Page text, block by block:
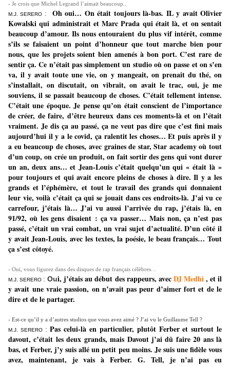
- Je crois que Michel Legrand l’aimait beaucoup..
M.J. SERERO : Oh oui… On était toujours là-bas. IL y avait Olivier
Kowalski qui administrait et Marc Prada qui était là, et on sentait
beaucoup d’amour. Ils nous entouraient du plus vif intérêt, comme
s’ils se faisaient un point d’honneur que tout marche bien pour
nous, que les projets soient bien amenés à bon port. C’est rare de
sentir ça. Ce n’était pas simplement un studio où on passe et on s’en
va, il y avait toute une vie, on y mangeait, on prenait du thé, on
s’installait, on discutait, on vibrait, on avait le trac, oui, je me
souviens, il se passait beaucoup de choses. C’était tellement intense.
C’était une époque. Je pense qu’on était conscient de l’importance
de créer, de faire, d’être heureux dans ces moments-là et on l’était
vraiment. Je dis ça au passé, ça ne veut pas dire que c’est fini mais
aujourd’hui il y a le covid, ça ralentit les choses… Et puis après il y
a eu beaucoup de choses, avec graines de star, Star academy où tout
d’un coup, on crée un produit, on fait sortir des gens qui vont durer
un an, deux ans… et Jean-Louis c’était quelqu’un qui « était là »
pour toujours et qui avait encore pleins de choses à dire. Il y a les
grands et l’éphémère, et tout le travail des grands qui donnaient
leur vie, voilà c’était ça qui se jouait dans ces endroits-là. J’ai vu ce
carrefour, j’étais là… J’ai vu aussi l’arrivée du rap, j’étais là, en
91/92, où les gens disaient : ça va passer… Mais non, ça n’est pas
passé, c’était un vrai combat, un vrai sujet d’actualité. D’un côté il
y avait Jean-Louis, avec les textes, la poésie, le beau français… Tout
ça s’est côtoyé.
- Oui, vous figurez dans des disques de rap français célèbres…
M.J. SERERO :Oui, j’étais au début des rappeurs, avecDJ Medhi, et il
y avait une vraie passion, on n’avait pas peur d’aimer fort et de le
dire et de le partager.
- Est-ce qu’il y a d’autres studios que vous avez aimé ? J’ai vu le Guillaume Tell ?
M.J. SERERO :Pas celui-là en particulier, plutôt Ferber et surtout le
davout, c’était les deux grands, mais Davout j’ai dû faire 20 ans là
bas, et Ferber, j’y suis allé un petit peu moins. Je suis une fidèle vous
avez, maintenant, je vais à Ferber. G. Tell, je n’ai pas eu